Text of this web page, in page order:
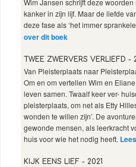
kanker in zijn lijf. Maar de liefde
deze fase als ‘het immer
over dit boek
TWEE ZWERVERS VERLIEFD -
Van Pleisterplaats naar
Om en om vertellen Wim en
leven samen. Twaalf keer ver-
pleisterplaats, om net als Etty
wonden te willen zijn’. De
gewonde mensen, als leerkracht
huis voor wie het nodig heeft.
KIJK EENS LIEF - 2021